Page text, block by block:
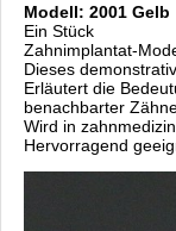
Modell: 2001 Gelb
Ein Stück
Zahnimplantat-
Dieses
Erläutert die
benachbarter
Wird in
Hervorragend